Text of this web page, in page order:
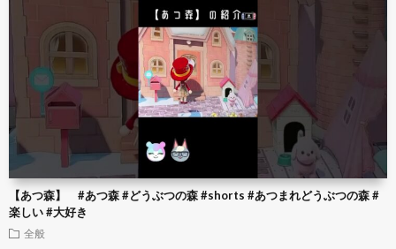
【あつ森】 #あつ森 #どうぶつの森 #shorts #あつまれどうぶつの森 #
楽しい #大好き
全般